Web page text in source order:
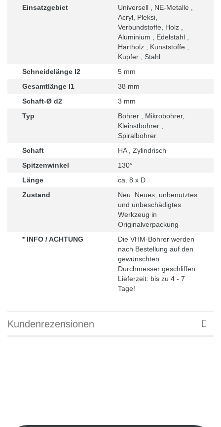
Einsatzgebiet
Universell , NE-Metalle ,
Acryl, Pleksi,
Verbundstoffe, Holz ,
Aluminium , Edelstahl ,
Hartholz , Kunststoffe ,
Kupfer , Stahl
Schneidelänge l2
5 mm
Gesamtlänge l1
38 mm
Schaft-Ø d2
3 mm
Typ
Bohrer , Mikrobohrer,
Kleinstbohrer ,
Spiralbohrer
Schaft
HA , Zylindrisch
Spitzenwinkel
130°
Länge
ca. 8 x D
Zustand
Neu: Neues, unbenutztes
und unbeschädigtes
Werkzeug in
Originalverpackung
* INFO / ACHTUNG
Die VHM-Bohrer werden
nach Bestellung auf den
gewünschten
Durchmesser geschliffen.
Lieferzeit: bis zu 4 - 7
Tage!
Kundenrezensionen